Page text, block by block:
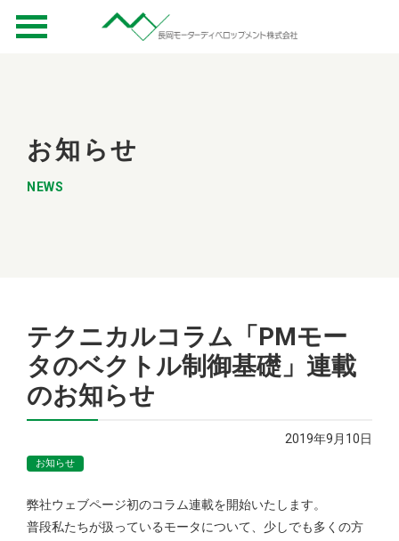
お知らせ
NEWS
テクニカルコラム「PMモー
タのベクトル制御基礎」連載
のお知らせ
2019年9月10日
お知らせ
弊社ウェブページ初のコラム連載を開始いたします。
普段私たちが扱っているモータについて、少しでも多くの方